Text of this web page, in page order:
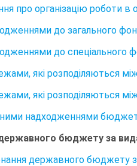
про організацію роботи
до загального
до
які розподіляються
які
надходженнями
бюджету за
державного бюджету